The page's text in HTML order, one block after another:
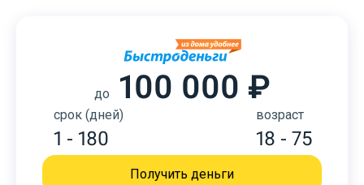
до 100 000 ₽
срок (дней)
1 - 180
возраст
18 - 75
Получить деньги